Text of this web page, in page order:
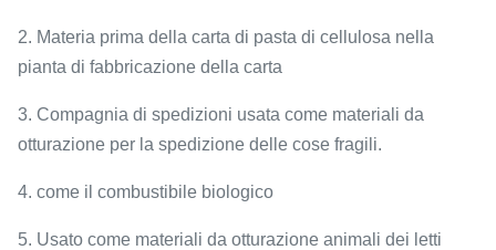
2. Materia prima della carta di pasta di cellulosa nella
pianta di fabbricazione della carta
3. Compagnia di spedizioni usata come materiali da
otturazione per la spedizione delle cose fragili.
4. come il combustibile biologico
5. Usato come materiali da otturazione animali dei letti